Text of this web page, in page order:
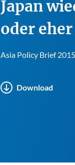
Japan
oder
Asia Policy Brief
Download